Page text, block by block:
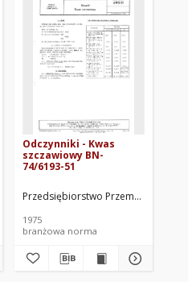
Handlowe Polskie Odczynniki
Odczynniki - Kwas
szczawiowy BN-
74/6193-51
Przedsiębiorstwo Przemysłowo-
1975
branżowa norma